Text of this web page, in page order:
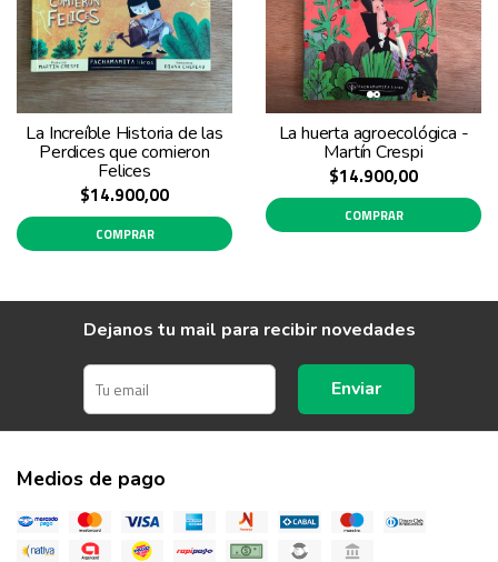
La Increíble Historia de las
Perdices que comieron
Felices
$14.900,00
COMPRAR
La huerta agroecológica -
Martín Crespi
$14.900,00
COMPRAR
Dejanos tu mail para recibir novedades
Enviar
Medios de pago